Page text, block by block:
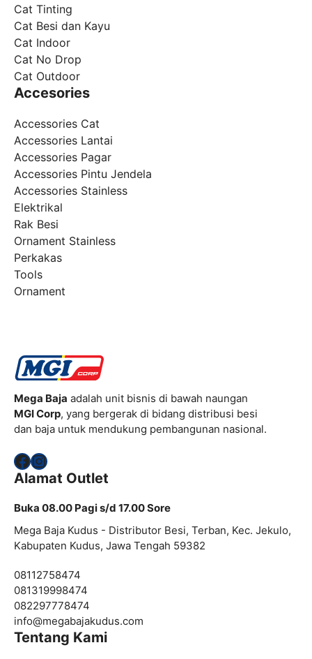
Cat Tinting
Cat Besi dan Kayu
Cat Indoor
Cat No Drop
Cat Outdoor
Accesories
Accessories Cat
Accessories Lantai
Accessories Pagar
Accessories Pintu Jendela
Accessories Stainless
Elektrikal
Rak Besi
Ornament Stainless
Perkakas
Tools
Ornament
Mega Baja adalah unit bisnis di bawah naungan
MGI Corp, yang bergerak di bidang distribusi besi
dan baja untuk mendukung pembangunan nasional.
Facebook
Instagram
Alamat Outlet
Buka 08.00 Pagi s/d 17.00 Sore
Mega Baja Kudus - Distributor Besi, Terban, Kec. Jekulo,
Kabupaten Kudus, Jawa Tengah 59382
08112758474
081319998474
082297778474
info@megabajakudus.com
Tentang Kami